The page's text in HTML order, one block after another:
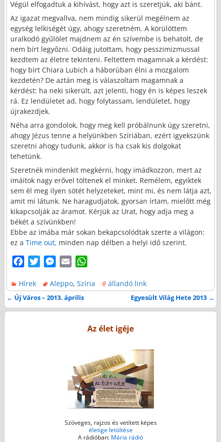
Végül elfogadtuk a kihívást, hogy azt is szeretjük, aki bánt.
Az igazat megvallva, nem mindig sikerül megélnem az
egység lelkiségét úgy, ahogy szeretném. A körülöttem
uralkodó gyűlölet majdnem az én szívembe is behatolt, de
nem bírt legyőzni. Odáig jutottam, hogy pesszimizmussal
kezdtem az életre tekinteni. Feltettem magamnak a kérdést:
hogy bírt Chiara Lubich a háborúban élni a mozgalom
kezdetén? De aztán meg is válaszoltam magamnak a
kérdést: ha neki sikerült, azt jelenti, hogy én is képes leszek
rá. Ez lendületet ad, hogy folytassam, lendületet, hogy
újrakezdjek.
Néha arra gondolok, hogy meg kell próbálnunk úgy szeretni,
ahogy Jézus tenne a helyünkben Szíriában, ezért igyekszünk
szeretni ahogy tudunk, akkor is ha csak kis dolgokat
tehetünk.
Szeretnék mindenkit megkérni, hogy imádkozzon, mert az
imáitok nagy erővel töltenek el minket. Remélem, egyiktek
sem él meg ilyen sötét helyzeteket, mint mi, és nem látja azt,
amit mi látunk. Ne haragudjatok, gyorsan írtam, mielőtt még
kikapcsolják az áramot. Kérjük az Urat, hogy adja meg a
békét a szívünkben!
Ebbe az imába már sokan bekapcsolódtak szerte a világon:
ez a Time out, minden nap délben a helyi idő szerint.
c
e
b
t
t
M
s
s
e
a
i
l
a
s
p
Hírek Aleppo, Szíria állandó link
Bejegyzés navigáció
← Új Város – 2013. április Egyesült Világ Hete 2013 →
Az élet igéje
Szöveges, rajzos és vetített képes
életige letöltése
A rádióban: Mária rádió